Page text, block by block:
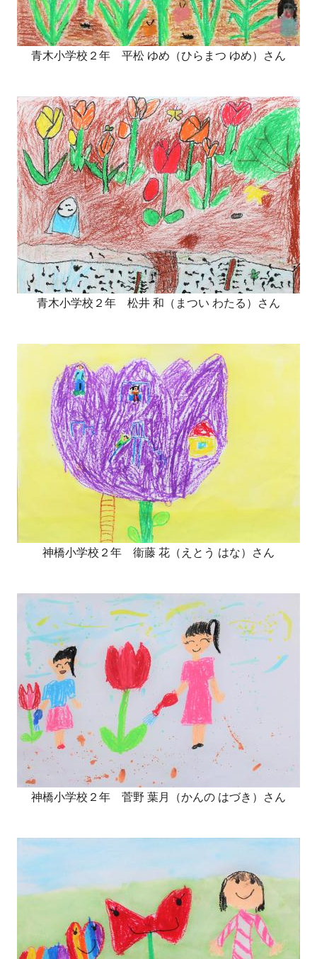
青木小学校２年 平松 ゆめ（ひらまつ ゆめ）さん
青木小学校２年 松井 和（まつい わたる）さん
神橋小学校２年 衞藤 花（えとう はな）さん
神橋小学校２年 菅野 葉月（かんの はづき）さん